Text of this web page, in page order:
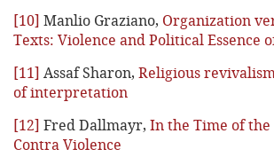
[10] Manlio Graziano, Organization
Texts: Violence and Political Essence
[11] Assaf Sharon, Religious
of interpretation
[12] Fred Dallmayr, In the Time of
Contra Violence